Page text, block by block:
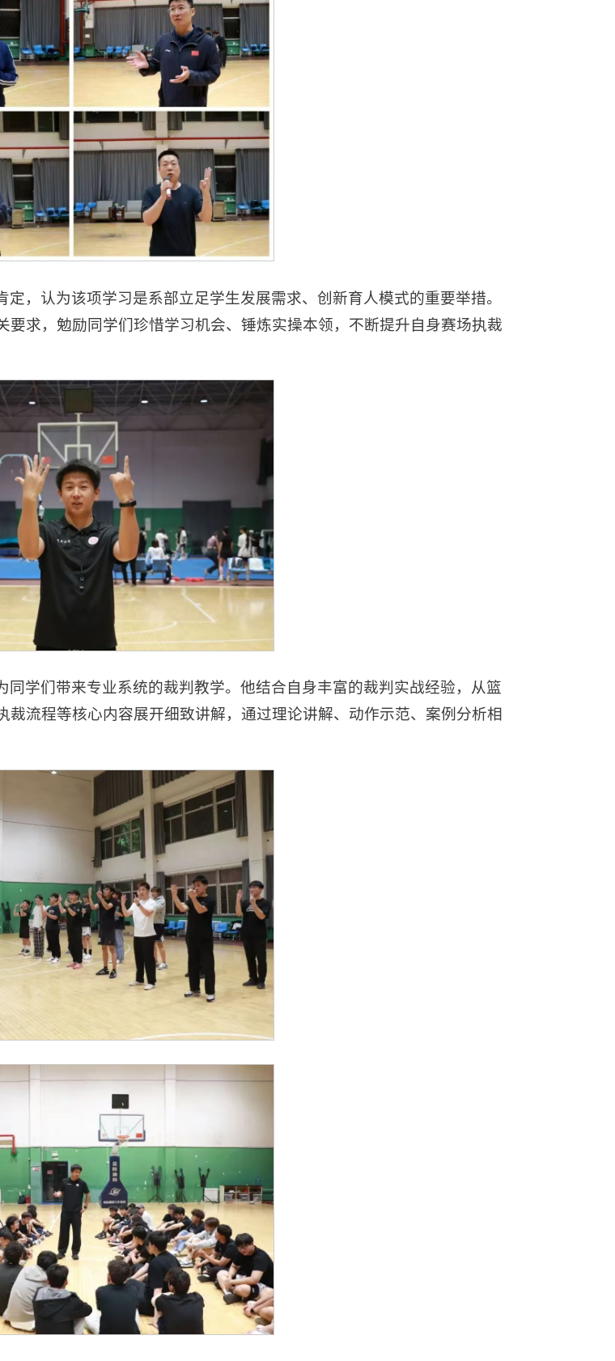
，认为该项学习是系部立足学生发展需求、创新育人模式的重要举措。
求，勉励同学们珍惜学习机会、锤炼实操本领，不断提升自身赛场执裁
学们带来专业系统的裁判教学。他结合自身丰富的裁判实战经验，从篮
流程等核心内容展开细致讲解，通过理论讲解、动作示范、案例分析相